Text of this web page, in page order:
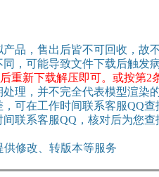
品，售出后皆不可回收，故
，可能导致文件下载后触发
重新下载解压即可。或按第2
理，并不完全代表模型渲染
可在工作时间联系客服QQ
联系客服QQ，核对后为您
供修改、转版本等服务